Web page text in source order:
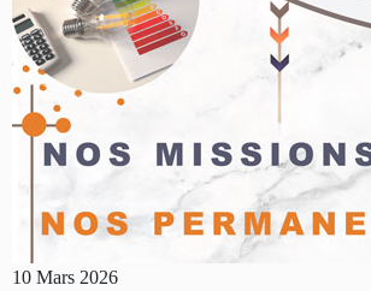
10 Mars 2026